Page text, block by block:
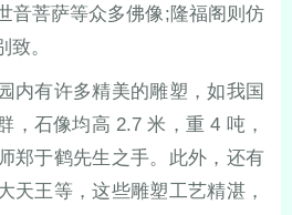
音菩萨等众多佛像;隆福阁则仿
。
有许多精美的雕塑，如我国
，石像均高 2.7 米，重 4 吨，
郑于鹤先生之手。此外，还有
天王等，这些雕塑工艺精湛，